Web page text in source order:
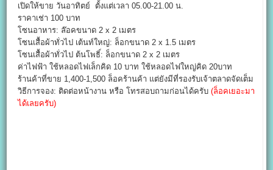
เปิดให้ขาย วันอาทิตย์ ตั้งแต่เวลา 05.00-21.00 น.
ราคาเช่า 100 บาท
โซนอาหาร: ล๊อคขนาด 2 x 2 เมตร
โซนเสื้อผ้าทั่วไป เต้นท์ใหญ่: ล็อกขนาด 2 x 1.5 เมตร
โซนเสื้อผ้าทั่วไป ต้นโพธิ์: ล็อกขนาด 2 x 2 เมตร
ค่าไฟฟ้า ใช้หลอดไฟเล็กคิด 10 บาท ใช้หลอดไฟใหญ่คิด 20บาท
ร้านค้าที่ขาย 1,400-1,500 ล็อคร้านค้า แต่ยังมีที่รองรับเจ้าตลาดจัดเต็ม
วิธีการจอง: ติดต่อหน้างาน หรือ โทรสอบถามก่อนได้ครับ (ล็อคเยอะมา
ได้เลยครับ)